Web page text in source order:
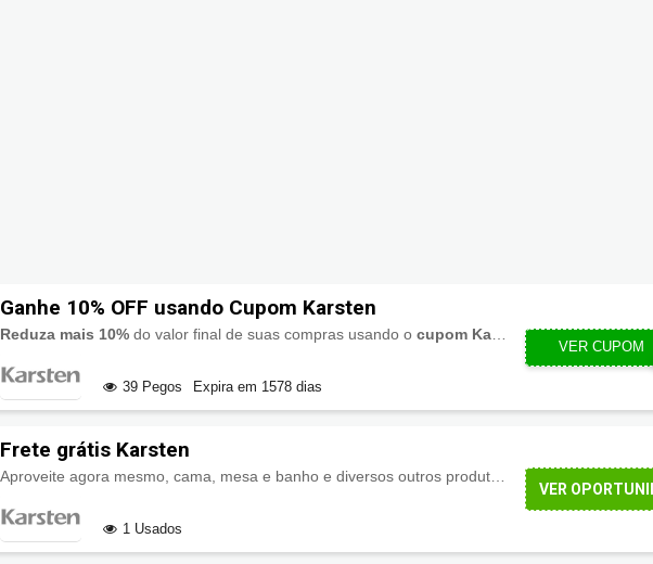
Ganhe 10% OFF usando Cupom Karsten
Reduza mais 10% do valor final de suas compras usando ocupom Karsten em suaprimeira
39 Pegos Expira em 1578 dias
VER CUPOM
Frete grátis Karsten
Aproveite agora mesmo, cama, mesa e banho e diversos outros produtos na Karsten com
1 Usados
VER